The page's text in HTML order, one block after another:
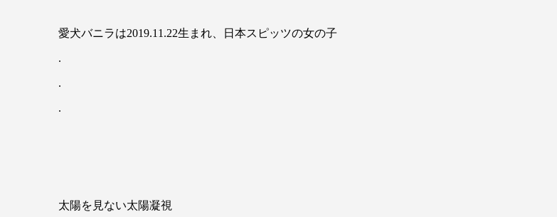
愛犬バニラは2019.11.22生まれ、日本スピッツの女の子
.
.
.
太陽を見ない太陽凝視